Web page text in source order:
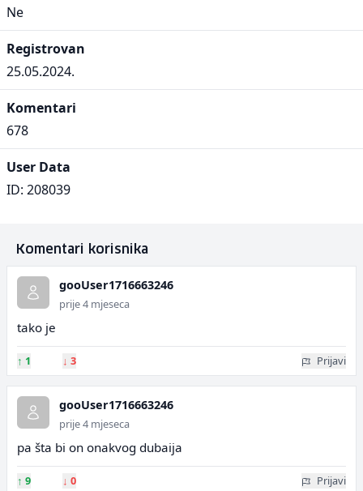
Ne
Registrovan
25.05.2024.
Komentari
678
User Data
ID: 208039
Komentari korisnika
gooUser1716663246
prije 4 mjeseca
tako je
↑ 1 ↓ 3 Prijavi
gooUser1716663246
prije 4 mjeseca
pa šta bi on onakvog dubaija
↑ 9 ↓ 0 Prijavi